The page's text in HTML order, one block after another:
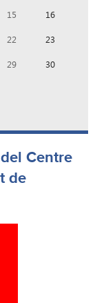
15 16
22 23
29 30
Centre
de